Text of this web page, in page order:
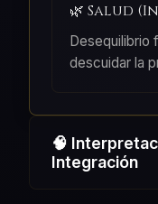
🌿 Salud
Desequilibrio
descuidar la
🧠
Integración